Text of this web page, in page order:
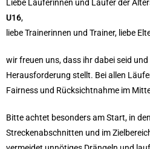
Liebe Läuferinnen und Läufer der
U16,
liebe Trainerinnen und Trainer, liebe
wir freuen uns, dass ihr dabei seid
Herausforderung stellt. Bei allen
Fairness und Rücksichtnahme im
Bitte achtet besonders am Start, in
Streckenabschnitten und im